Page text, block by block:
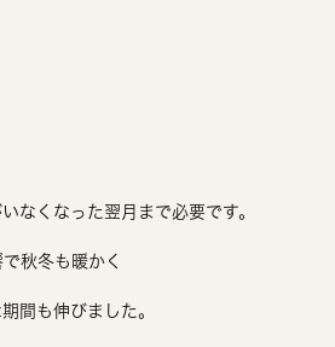
なくなった翌月まで必要です。
秋冬も暖かく
間も伸びました。